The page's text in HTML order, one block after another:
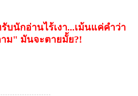
บนักอ่านไร้เงา...เม้นแค่คำว่า
ม" มันจะตายมั้ย?!